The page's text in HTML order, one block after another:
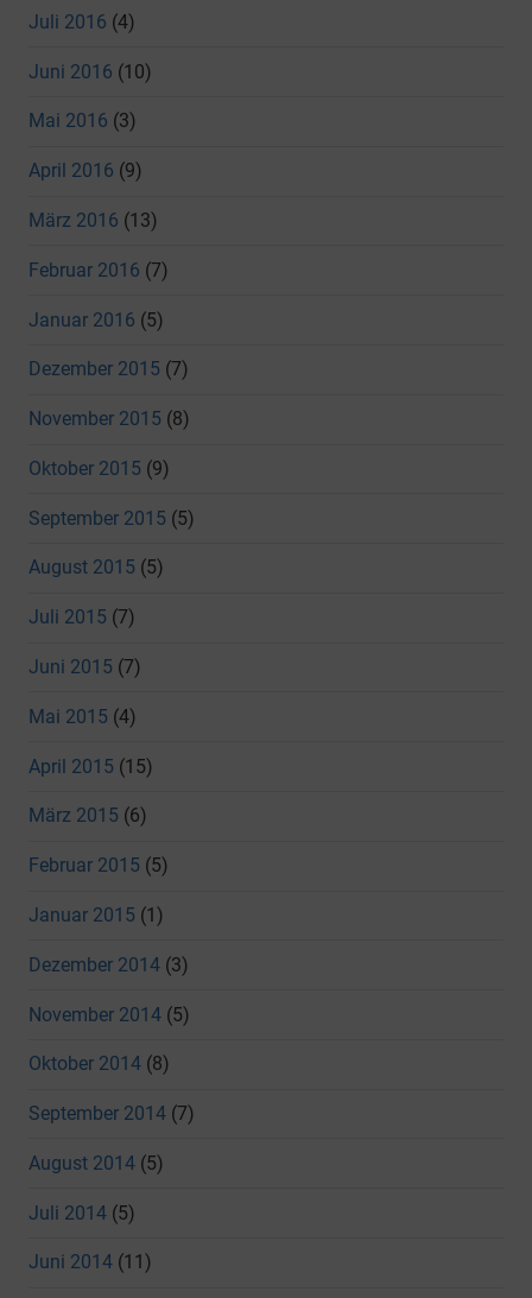
Juli 2016 (4)
Juni 2016 (10)
Mai 2016 (3)
April 2016 (9)
März 2016 (13)
Februar 2016 (7)
Januar 2016 (5)
Dezember 2015 (7)
November 2015 (8)
Oktober 2015 (9)
September 2015 (5)
August 2015 (5)
Juli 2015 (7)
Juni 2015 (7)
Mai 2015 (4)
April 2015 (15)
März 2015 (6)
Februar 2015 (5)
Januar 2015 (1)
Dezember 2014 (3)
November 2014 (5)
Oktober 2014 (8)
September 2014 (7)
August 2014 (5)
Juli 2014 (5)
Juni 2014 (11)